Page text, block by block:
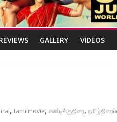
REVIEWS GALLERY VIDEOS
, tamilmovie, சண்டிக்குதிரை,